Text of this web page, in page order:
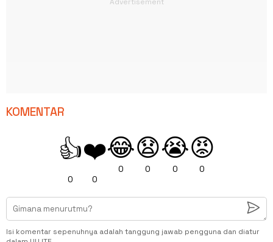
KOMENTAR
👍
0
❤️
0
😂
0
😧
0
😭
0
😡
0
Isi komentar sepenuhnya adalah tanggung jawab pengguna dan diatur